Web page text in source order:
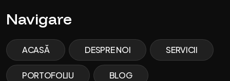
Navigare
ACASĂ DESPRE NOI SERVICII
PORTOFOLIU BLOG